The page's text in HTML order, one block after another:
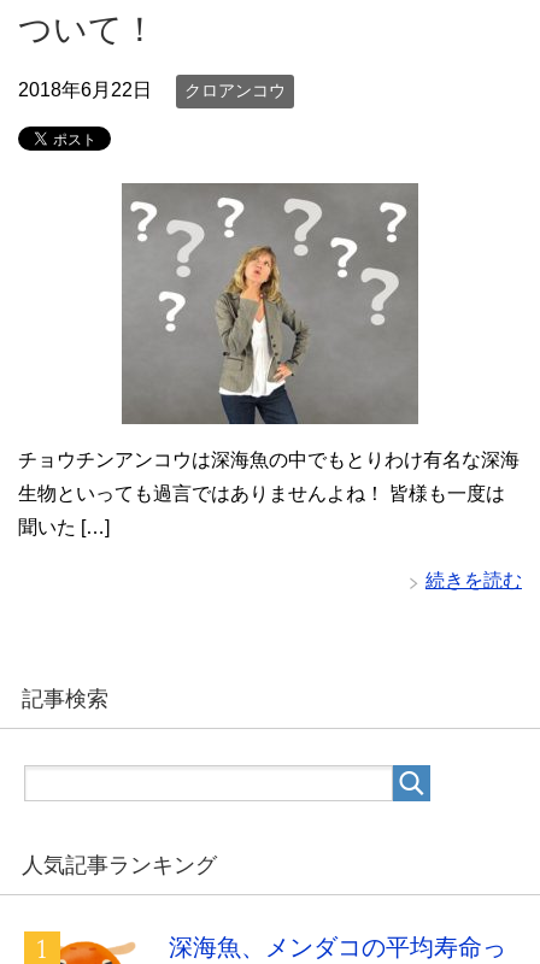
ついて！
2018年6月22日 クロアンコウ
チョウチンアンコウは深海魚の中でもとりわけ有名な深海
生物といっても過言ではありませんよね！ 皆様も一度は
聞いた […]
続きを読む
記事検索
人気記事ランキング
深海魚、メンダコの平均寿命っ